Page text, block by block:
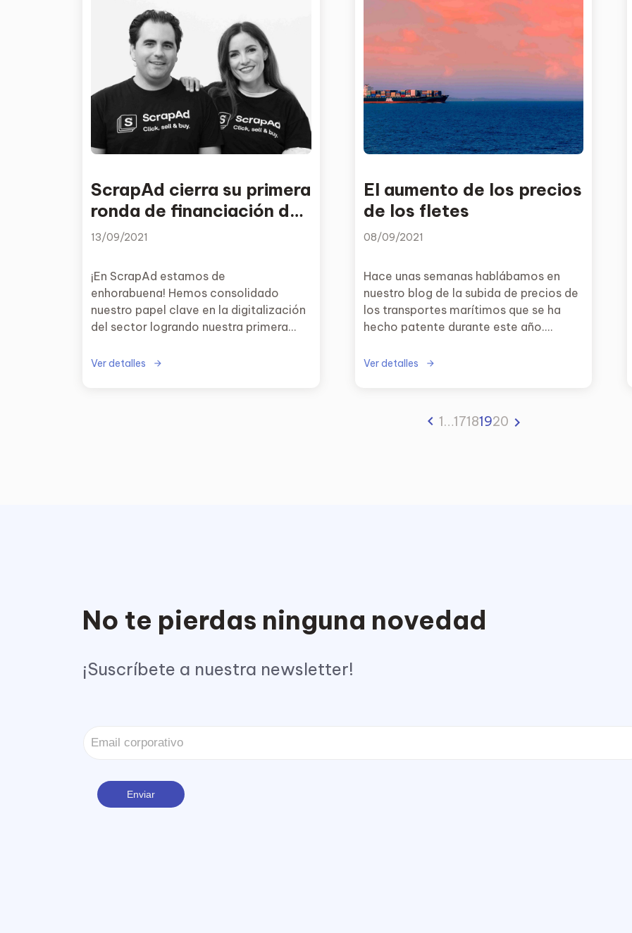
ScrapAd cierra su primera
ronda de financiación de
1.000.000 € y consolida
13/09/2021
¡En ScrapAd estamos de
enhorabuena! Hemos consolidado
nuestro papel clave en la digitalización
del sector logrando nuestra primera
1.000.000€.
Ver detalles
El aumento de los precios
de los fletes
08/09/2021
Hace unas semanas hablábamos en
nuestro blog de la subida de precios de
los transportes marítimos que se ha
hecho patente durante este año.
de qué está ocurriendo después del
Ver detalles
1…17181920
No te pierdas ninguna novedad
¡Suscríbete a nuestra newsletter!